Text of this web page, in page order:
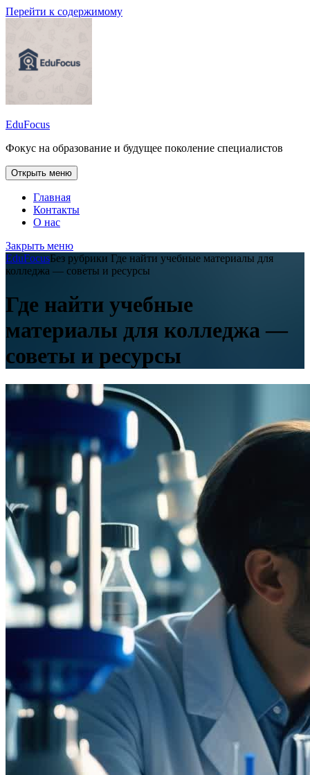
Перейти к содержимому
EduFocus
Фокус на образование и будущее поколение специалистов
Открыть меню
Главная
Контакты
О нас
Закрыть меню
EduFocusБез рубрики Где найти учебные материалы для
колледжа — советы и ресурсы
Где найти учебные
материалы для колледжа —
советы и ресурсы